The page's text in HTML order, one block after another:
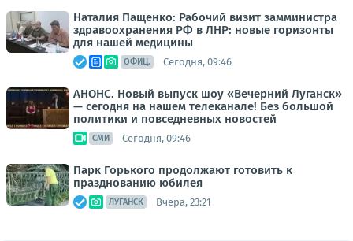
Наталия Пащенко: Рабочий визит замминистра
здравоохранения РФ в ЛНР: новые горизонты
для нашей медицины
ОФИЦ. Сегодня, 09:46
АНОНС. Новый выпуск шоу «Вечерний Луганск»
— сегодня на нашем телеканале! Без большой
политики и повседневных новостей
СМИ Сегодня, 09:46
Парк Горького продолжают готовить к
празднованию юбилея
ЛУГАНСК Вчера, 23:21